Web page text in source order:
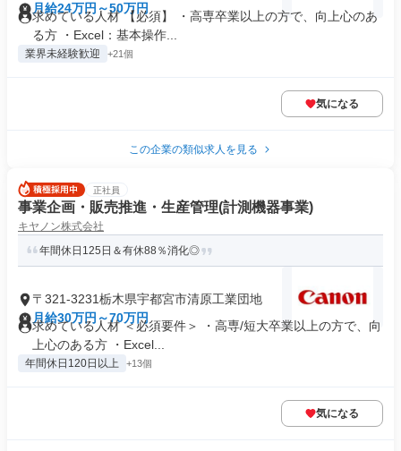
月給24万円～50万円
求めている人材 【必須】 ・高専卒業以上の方で、向上心のあ
る方 ・Excel：基本操作...
業界未経験歓迎 +21個
気になる
この企業の類似求人を見る
正社員
事業企画・販売推進・生産管理(計測機器事業)
キヤノン株式会社
年間休日125日＆有休88％消化◎
〒321-3231栃木県宇都宮市清原工業団地
月給30万円～70万円
求めている人材 ＜必須要件＞ ・高専/短大卒業以上の方で、向
上心のある方 ・Excel...
年間休日120日以上 +13個
気になる